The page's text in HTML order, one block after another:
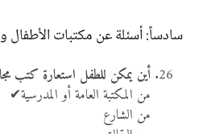
سادساً: أسئلة عن مكتبات الأطفال
أين يمكن للطفل استعارة كتب
من المكتبة العامة أو المدرسية✔
من الشارع